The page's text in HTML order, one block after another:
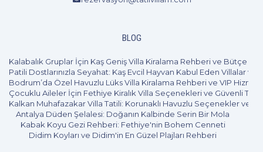
boyunca keyif alınabilen bir aktivite alanına dönüştürür.
Pratiklik ve teknoloji, bir villanın standart özelliklerini
tanımlayan en önemli unsurlar arasında yer alır ve
misafirlerin günlük hayatını kolaylaştırmayı amaçlar. Tam
donanımlı bir mutfakta bulunması gereken fırın,
mikrodalga, bulaşık makinesi ve geniş hacimli buzdolabı
gibi cihazlar, tatilcilerin dışarıya bağımlı kalmadan kendi
BLOG
Kalabalık Gruplar İçin Kaş Geniş Villa Kiralama Rehberi ve Bütçe
Patili Dostlarınızla Seyahat: Kaş Evcil Hayvan Kabul Eden Villalar ve
Bodrum’da Özel Havuzlu Lüks Villa Kiralama Rehberi ve VIP
Çocuklu Aileler İçin Fethiye Kiralık Villa Seçenekleri ve Güvenli
Kalkan Muhafazakar Villa Tatili: Korunaklı Havuzlu Seçenekler ve
Antalya Düden Şelalesi: Doğanın Kalbinde Serin Bir Mola
Kabak Koyu Gezi Rehberi: Fethiye'nin Bohem Cenneti
Didim Koyları ve Didim'in En Güzel Plajları Rehberi